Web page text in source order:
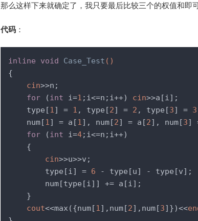
那么这样下来就确定了，我只要最后比较三个的权值和即可
代码 ：
inline void Case_Test ()
{
cin>>n;
for (int i=1 ;i<=n;i++) cin>>a[i];
    type[
1] = 1 , type[2] = 2 , type[3] = 3
    num[
1] = a[1], num[2] = a[2], num[3]
for (int i=4;i<=n;i++)
    {
cin>>u>>v;
        type[i] =
6 - type[u] - type[v];
        num[type[i]] += a[i];
    }
cout<<max({num[1],num[2],num[3]})<<